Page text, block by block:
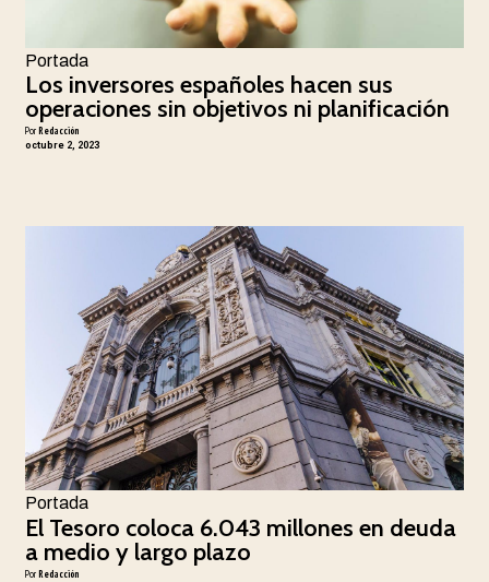
Portada
Los inversores españoles hacen sus
operaciones sin objetivos ni planificación
PorRedacción
octubre 2, 2023
Portada
El Tesoro coloca 6.043 millones en deuda
a medio y largo plazo
PorRedacción